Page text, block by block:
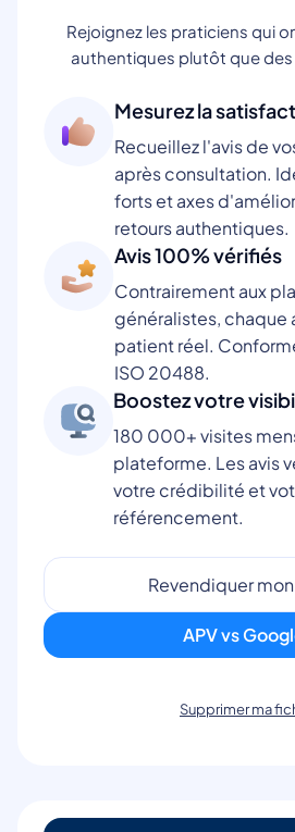
Rejoignez les praticiens qui
authentiques plutôt que des
Mesurez la
Recueillez l'avis de
après consultation.
forts et axes
retours authentiques.
Avis 100% vérifiés
Contrairement aux
généralistes, chaque
patient réel.
ISO 20488.
Boostez votre
180 000+ visites
plateforme. Les avis
votre crédibilité et
référencement.
Revendiquer
APV vs
Supprimer ma